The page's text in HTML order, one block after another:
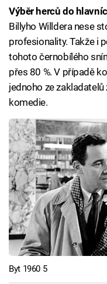
Výběr herců do
Billyho Willdera nese
profesionality. Takže i
tohoto černobílého
přes 80 %. V případě
jednoho ze
komedie.
Byt 1960 5